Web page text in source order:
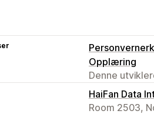
Opplæring
Denne
HaiFan Data
Room 2503,